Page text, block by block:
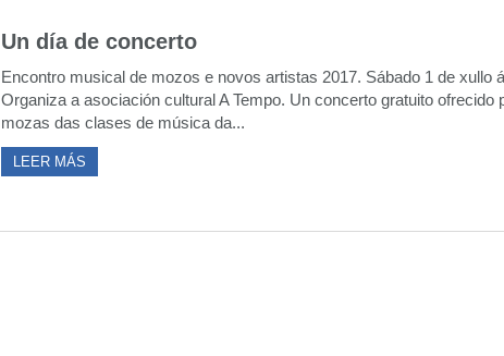
Un día de concerto
Encontro musical de mozos e novos artistas 2017. Sábado 1 de xullo
Organiza a asociación cultural A Tempo. Un concerto gratuito ofrecido
mozas das clases de música da...
LEER MÁS